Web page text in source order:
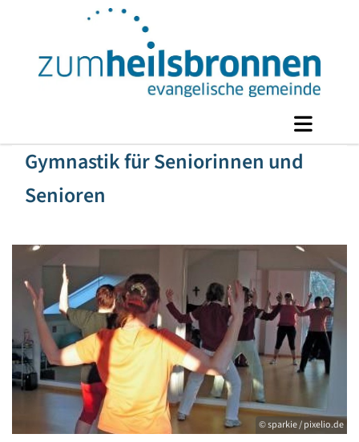
Gymnastik für Seniorinnen und
Senioren
© sparkie / pixelio.de